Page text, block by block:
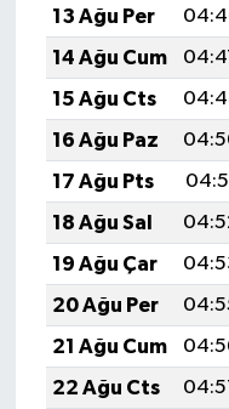
13 Ağu Per
14 Ağu Cum
15 Ağu Cts
16 Ağu Paz
17 Ağu Pts
18 Ağu Sal
19 Ağu Çar
20 Ağu Per
21 Ağu Cum
22 Ağu Cts